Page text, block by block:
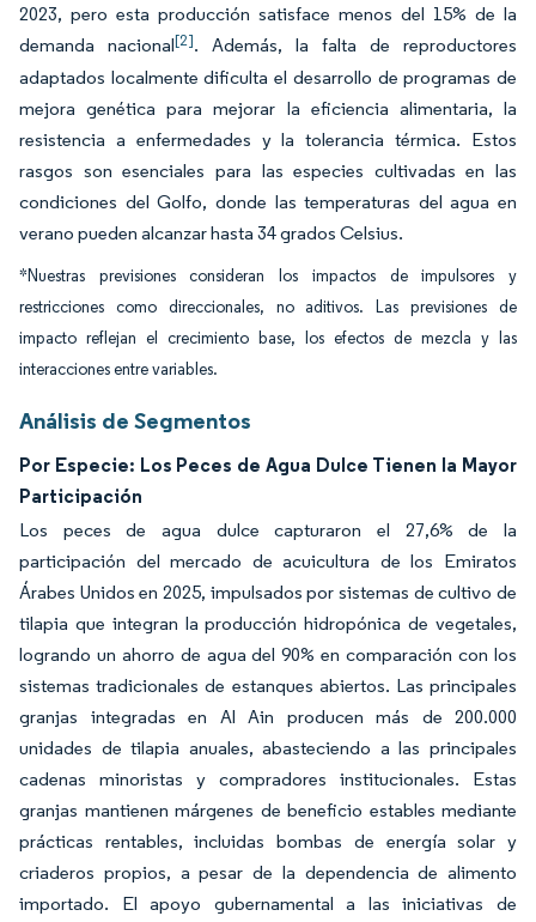
2023, pero esta producción satisface menos del 15% de la
demanda nacional[2]. Además, la falta de reproductores
adaptados localmente dificulta el desarrollo de programas de
mejora genética para mejorar la eficiencia alimentaria, la
resistencia a enfermedades y la tolerancia térmica. Estos
rasgos son esenciales para las especies cultivadas en las
condiciones del Golfo, donde las temperaturas del agua en
verano pueden alcanzar hasta 34 grados Celsius.
*Nuestras previsiones consideran los impactos de impulsores y
restricciones como direccionales, no aditivos. Las previsiones de
impacto reflejan el crecimiento base, los efectos de mezcla y las
interacciones entre variables.
Análisis de Segmentos
Por Especie: Los Peces de Agua Dulce Tienen la Mayor
Participación
Los peces de agua dulce capturaron el 27,6% de la
participación del mercado de acuicultura de los Emiratos
Árabes Unidos en 2025, impulsados por sistemas de cultivo de
tilapia que integran la producción hidropónica de vegetales,
logrando un ahorro de agua del 90% en comparación con los
sistemas tradicionales de estanques abiertos. Las principales
granjas integradas en Al Ain producen más de 200.000
unidades de tilapia anuales, abasteciendo a las principales
cadenas minoristas y compradores institucionales. Estas
granjas mantienen márgenes de beneficio estables mediante
prácticas rentables, incluidas bombas de energía solar y
criaderos propios, a pesar de la dependencia de alimento
importado. El apoyo gubernamental a las iniciativas de